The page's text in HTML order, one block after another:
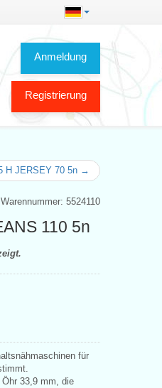
Anmeldung
Registrierung
H JERSEY 70 5n →
Warennummer: 5524110
110 5n
für
33,9 mm, die